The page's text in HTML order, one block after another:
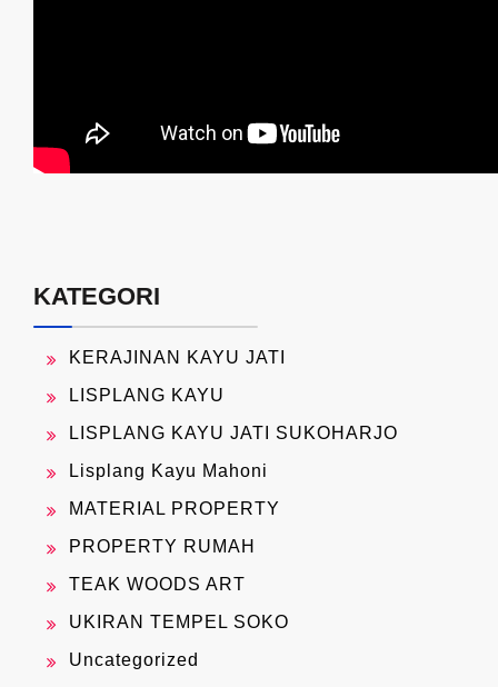
KATEGORI
KERAJINAN KAYU JATI
LISPLANG KAYU
LISPLANG KAYU JATI SUKOHARJO
Lisplang Kayu Mahoni
MATERIAL PROPERTY
PROPERTY RUMAH
TEAK WOODS ART
UKIRAN TEMPEL SOKO
Uncategorized